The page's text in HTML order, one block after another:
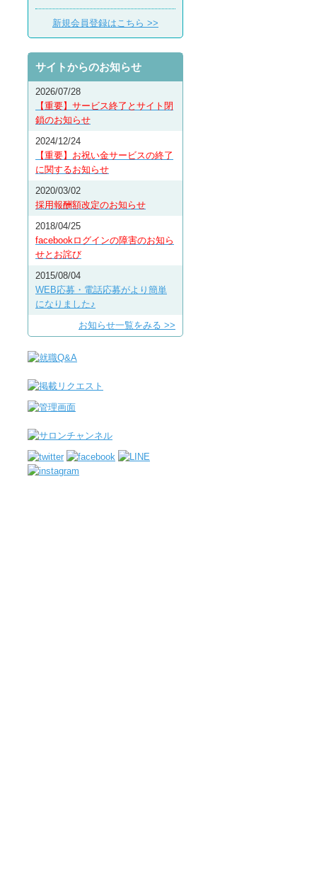
新規会員登録はこちら >>
サイトからのお知らせ
2026/07/28
【重要】サービス終了とサイト閉
鎖のお知らせ
2024/12/24
【重要】お祝い金サービスの終了
に関するお知らせ
2020/03/02
採用報酬額改定のお知らせ
2018/04/25
facebookログインの障害のお知ら
せとお詫び
2015/08/04
WEB応募・電話応募がより簡単
になりました♪
お知らせ一覧をみる >>